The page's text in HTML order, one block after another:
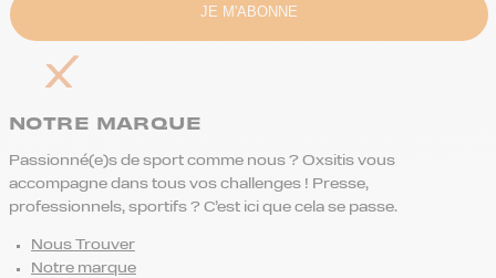
NOTRE MARQUE
Passionné(e)s de sport comme nous ? Oxsitis vous
accompagne dans tous vos challenges ! Presse,
professionnels, sportifs ? C’est ici que cela se passe.
Nous Trouver
Notre marque